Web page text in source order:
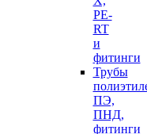
PE-
RT
и
фитинги
Трубы
ПЭ,
ПНД,
фитинги